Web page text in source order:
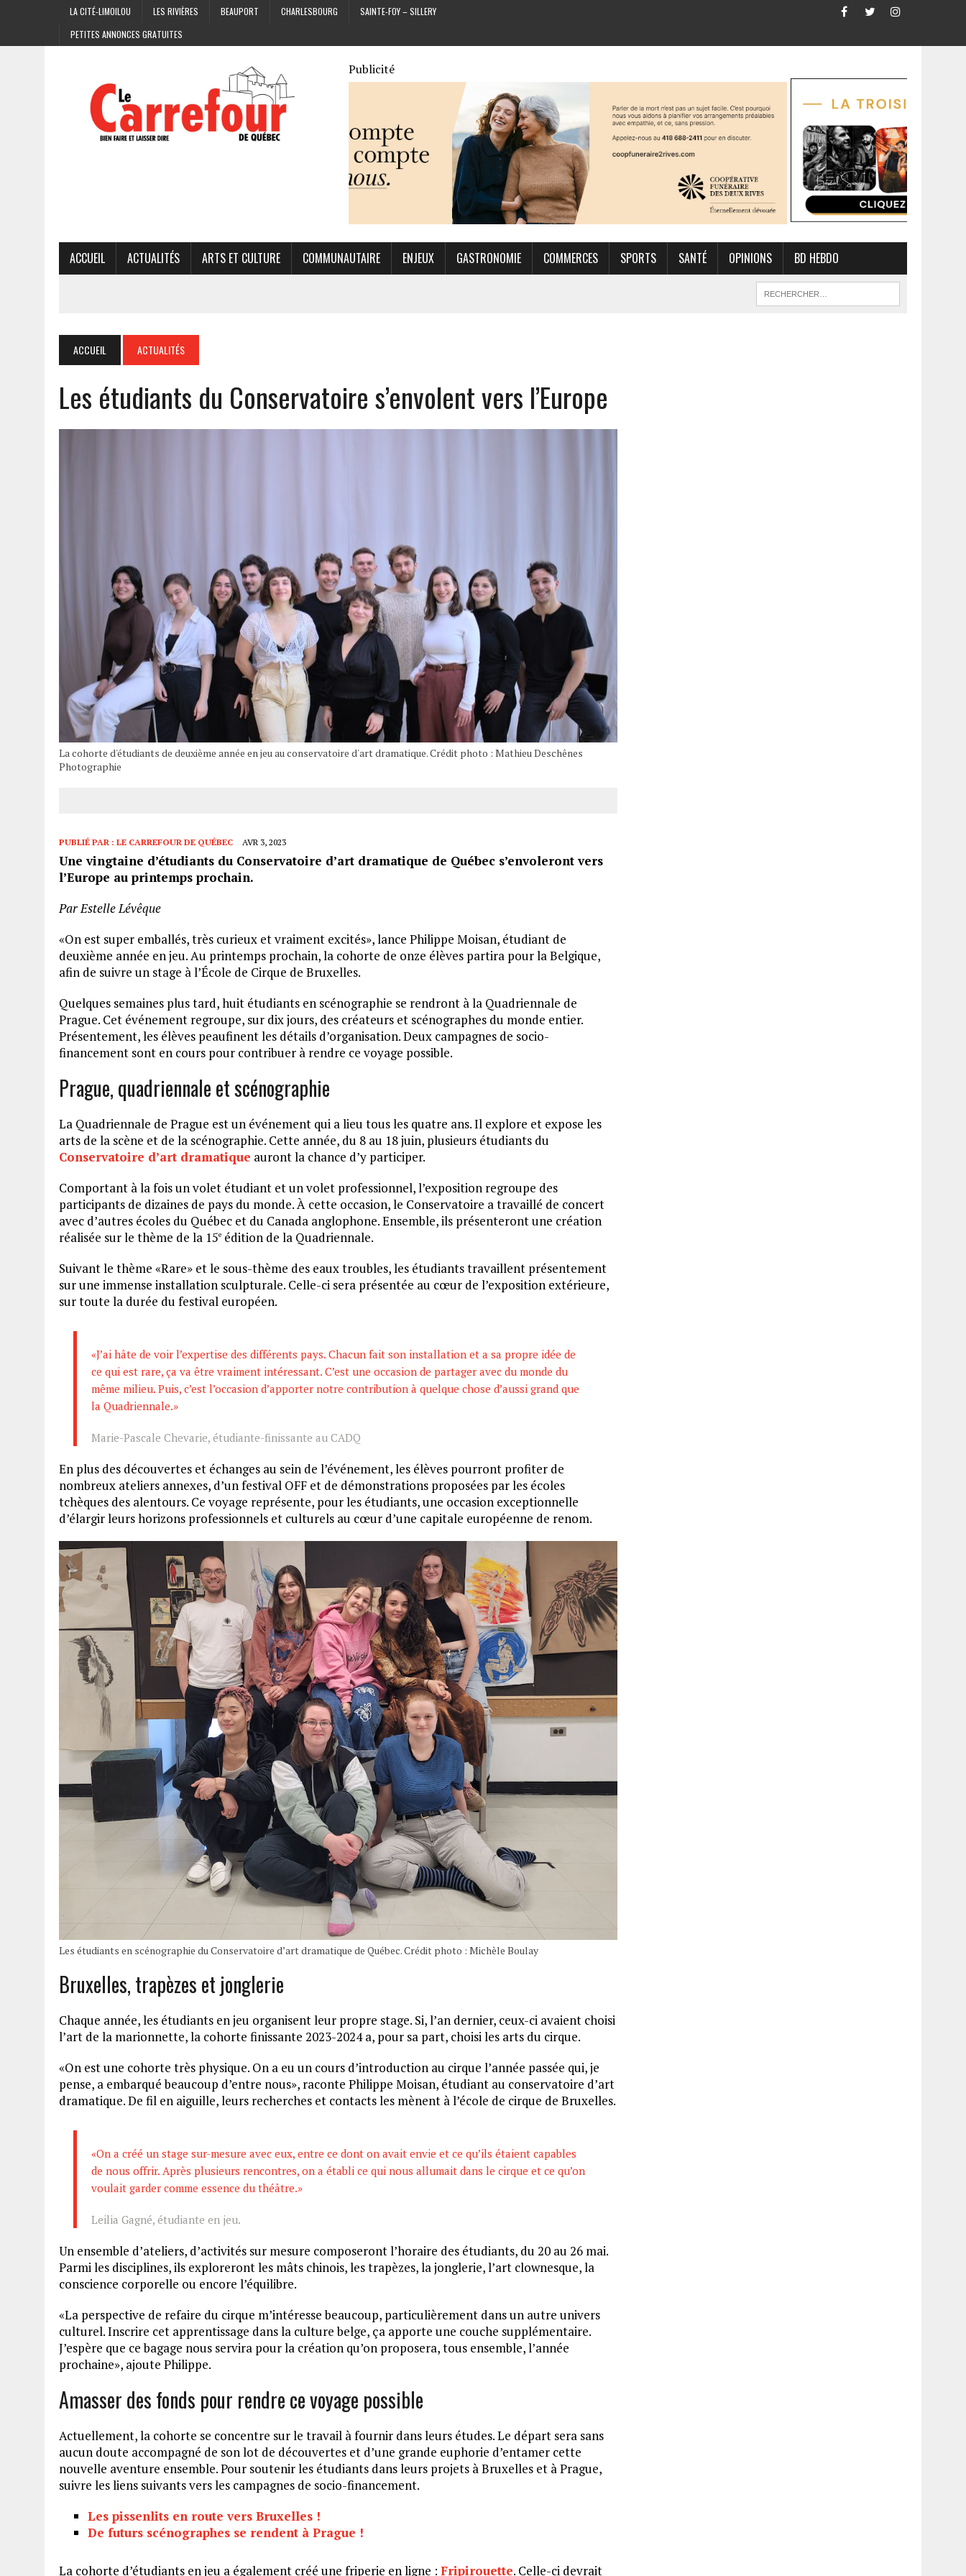
LA CITÉ-LIMOILOU LES RIVIÈRES BEAUPORT CHARLESBOURG
SAINTE-FOY – SILLERY
PETITES ANNONCES GRATUITES
Publicité
ACCUEIL ACTUALITÉS ARTS ET CULTURE COMMUNAUTAIRE ENJEUX GASTRONOMIE COMMERCES SPORTS SANTÉ OPINIONS BD HEBDO
ACCUEIL ACTUALITÉS
Les étudiants du Conservatoire s’envolent vers l’Europe
La cohorte d'étudiants de deuxième année en jeu au conservatoire d'art dramatique. Crédit photo : Mathieu Deschênes
Photographie
PUBLIÉ PAR : LE CARREFOUR DE QUÉBEC AVR 3, 2023
Une vingtaine d’étudiants du Conservatoire d’art dramatique de Québec s’envoleront vers
l’Europe au printemps prochain.
Par Estelle Lévêque
«On est super emballés, très curieux et vraiment excités», lance Philippe Moisan, étudiant de
deuxième année en jeu. Au printemps prochain, la cohorte de onze élèves partira pour la Belgique,
afin de suivre un stage à l’École de Cirque de Bruxelles.
Quelques semaines plus tard, huit étudiants en scénographie se rendront à la Quadriennale de
Prague. Cet événement regroupe, sur dix jours, des créateurs et scénographes du monde entier.
Présentement, les élèves peaufinent les détails d’organisation. Deux campagnes de socio-
financement sont en cours pour contribuer à rendre ce voyage possible.
Prague, quadriennale et scénographie
La Quadriennale de Prague est un événement qui a lieu tous les quatre ans. Il explore et expose les
arts de la scène et de la scénographie. Cette année, du 8 au 18 juin, plusieurs étudiants du
Conservatoire d’art dramatique auront la chance d’y participer.
Comportant à la fois un volet étudiant et un volet professionnel, l’exposition regroupe des
participants de dizaines de pays du monde. À cette occasion, le Conservatoire a travaillé de concert
avec d’autres écoles du Québec et du Canada anglophone. Ensemble, ils présenteront une création
réalisée sur le thème de la 15e édition de la Quadriennale.
Suivant le thème «Rare» et le sous-thème des eaux troubles, les étudiants travaillent présentement
sur une immense installation sculpturale. Celle-ci sera présentée au cœur de l’exposition extérieure,
sur toute la durée du festival européen.
«J’ai hâte de voir l’expertise des différents pays. Chacun fait son installation et a sa propre idée de
ce qui est rare, ça va être vraiment intéressant. C’est une occasion de partager avec du monde du
même milieu. Puis, c’est l’occasion d’apporter notre contribution à quelque chose d’aussi grand que
la Quadriennale.»
Marie-Pascale Chevarie, étudiante-finissante au CADQ
En plus des découvertes et échanges au sein de l’événement, les élèves pourront profiter de
nombreux ateliers annexes, d’un festival OFF et de démonstrations proposées par les écoles
tchèques des alentours. Ce voyage représente, pour les étudiants, une occasion exceptionnelle
d’élargir leurs horizons professionnels et culturels au cœur d’une capitale européenne de renom.
Les étudiants en scénographie du Conservatoire d’art dramatique de Québec. Crédit photo : Michèle Boulay
Bruxelles, trapèzes et jonglerie
Chaque année, les étudiants en jeu organisent leur propre stage. Si, l’an dernier, ceux-ci avaient choisi
l’art de la marionnette, la cohorte finissante 2023-2024 a, pour sa part, choisi les arts du cirque.
«On est une cohorte très physique. On a eu un cours d’introduction au cirque l’année passée qui, je
pense, a embarqué beaucoup d’entre nous», raconte Philippe Moisan, étudiant au conservatoire d’art
dramatique. De fil en aiguille, leurs recherches et contacts les mènent à l’école de cirque de Bruxelles.
«On a créé un stage sur-mesure avec eux, entre ce dont on avait envie et ce qu’ils étaient capables
de nous offrir. Après plusieurs rencontres, on a établi ce qui nous allumait dans le cirque et ce qu’on
voulait garder comme essence du théâtre.»
Leilia Gagné, étudiante en jeu.
Un ensemble d’ateliers, d’activités sur mesure composeront l’horaire des étudiants, du 20 au 26 mai.
Parmi les disciplines, ils exploreront les mâts chinois, les trapèzes, la jonglerie, l’art clownesque, la
conscience corporelle ou encore l’équilibre.
«La perspective de refaire du cirque m’intéresse beaucoup, particulièrement dans un autre univers
culturel. Inscrire cet apprentissage dans la culture belge, ça apporte une couche supplémentaire.
J’espère que ce bagage nous servira pour la création qu’on proposera, tous ensemble, l’année
prochaine», ajoute Philippe.
Amasser des fonds pour rendre ce voyage possible
Actuellement, la cohorte se concentre sur le travail à fournir dans leurs études. Le départ sera sans
aucun doute accompagné de son lot de découvertes et d’une grande euphorie d’entamer cette
nouvelle aventure ensemble. Pour soutenir les étudiants dans leurs projets à Bruxelles et à Prague,
suivre les liens suivants vers les campagnes de socio-financement.
Les pissenlits en route vers Bruxelles !
De futurs scénographes se rendent à Prague !
La cohorte d’étudiants en jeu a également créé une friperie en ligne : Fripirouette. Celle-ci devrait